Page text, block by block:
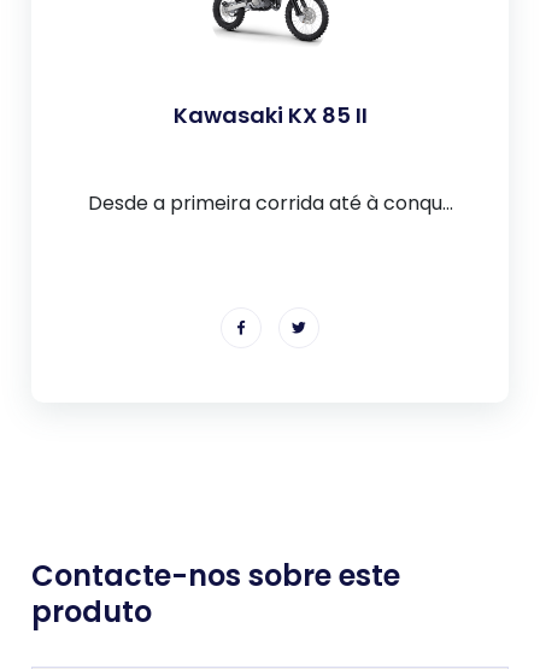
Kawasaki KX 85 II
Desde a primeira corrida até à conqu...
Contacte-nos sobre este
produto